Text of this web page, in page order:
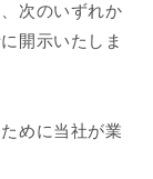
次のいずれか
開示いたしま
めに当社が業